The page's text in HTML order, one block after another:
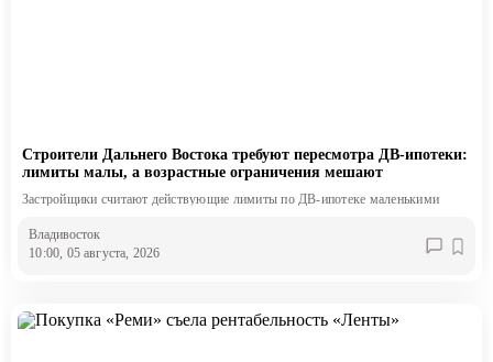
Строители Дальнего Востока требуют пересмотра ДВ-ипотеки:
лимиты малы, а возрастные ограничения мешают
Застройщики считают действующие лимиты по ДВ-ипотеке маленькими
Владивосток
10:00, 05 августа, 2026